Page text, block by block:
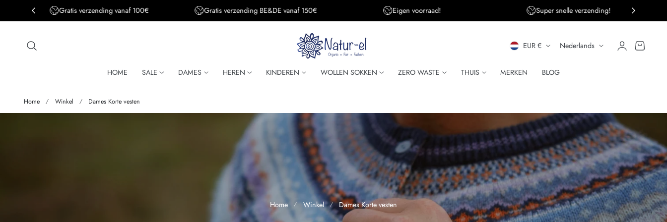
de inhoud Gratis verzending BE&DE vanaf 150€ Eigen voorraad! Super snelle verzending! Persoonlijke klantenservice
HOME SALE DAMES HEREN KINDEREN WOLLEN SOKKEN ZERO WASTE THUIS MERKEN BLOG
L
A
D
/
R
E
G
I
EUR €
T
A
L
Nederlands Inloggen
Winkelwagen
Home Winkel Dames Korte vesten
Home Winkel Dames Korte vesten